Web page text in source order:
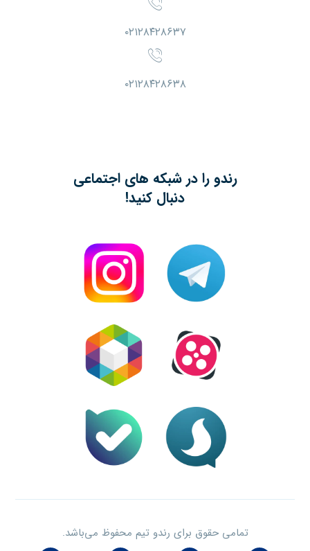
۰۲۱۲۸۴۲۸۶۳۷
۰۲۱۲۸۴۲۸۶۳۸
رندو را در شبکه های اجتماعی
دنبال کنید!
تمامی حقوق برای رندو تیم محفوظ می‌باشد.